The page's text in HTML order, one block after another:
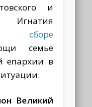
и
сборе
семье
епархии в
Великий